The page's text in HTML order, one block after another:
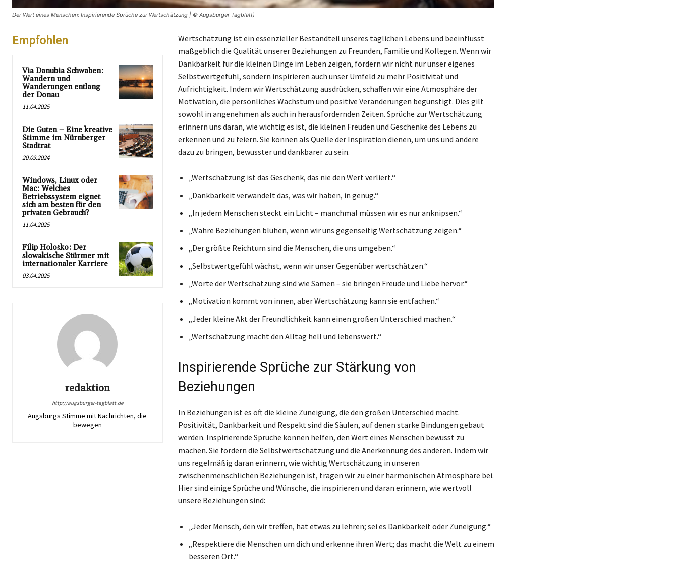
Der Wert eines Menschen: Inspirierende Sprüche zur Wertschätzung | © Augsburger Tagblatt)
Empfohlen
Via Danubia Schwaben:
Wandern und
Wanderungen entlang
der Donau
11.04.2025
Die Guten – Eine kreative
Stimme im Nürnberger
Stadtrat
20.09.2024
Windows, Linux oder
Mac: Welches
Betriebssystem eignet
sich am besten für den
privaten Gebrauch?
11.04.2025
Filip Hološko: Der
slowakische Stürmer mit
internationaler Karriere
03.04.2025
redaktion
http://augsburger-tagblatt.de
Augsburgs Stimme mit Nachrichten, die
bewegen
Wertschätzung ist ein essenzieller Bestandteil unseres täglichen Lebens und beeinflusst
maßgeblich die Qualität unserer Beziehungen zu Freunden, Familie und Kollegen. Wenn wir
Dankbarkeit für die kleinen Dinge im Leben zeigen, fördern wir nicht nur unser eigenes
Selbstwertgefühl, sondern inspirieren auch unser Umfeld zu mehr Positivität und
Aufrichtigkeit. Indem wir Wertschätzung ausdrücken, schaffen wir eine Atmosphäre der
Motivation, die persönliches Wachstum und positive Veränderungen begünstigt. Dies gilt
sowohl in angenehmen als auch in herausfordernden Zeiten. Sprüche zur Wertschätzung
erinnern uns daran, wie wichtig es ist, die kleinen Freuden und Geschenke des Lebens zu
erkennen und zu feiern. Sie können als Quelle der Inspiration dienen, um uns und andere
dazu zu bringen, bewusster und dankbarer zu sein.
„Wertschätzung ist das Geschenk, das nie den Wert verliert.“
„Dankbarkeit verwandelt das, was wir haben, in genug.“
„In jedem Menschen steckt ein Licht – manchmal müssen wir es nur anknipsen.“
„Wahre Beziehungen blühen, wenn wir uns gegenseitig Wertschätzung zeigen.“
„Der größte Reichtum sind die Menschen, die uns umgeben.“
„Selbstwertgefühl wächst, wenn wir unser Gegenüber wertschätzen.“
„Worte der Wertschätzung sind wie Samen – sie bringen Freude und Liebe hervor.“
„Motivation kommt von innen, aber Wertschätzung kann sie entfachen.“
„Jeder kleine Akt der Freundlichkeit kann einen großen Unterschied machen.“
„Wertschätzung macht den Alltag hell und lebenswert.“
Inspirierende Sprüche zur Stärkung von
Beziehungen
In Beziehungen ist es oft die kleine Zuneigung, die den großen Unterschied macht.
Positivität, Dankbarkeit und Respekt sind die Säulen, auf denen starke Bindungen gebaut
werden. Inspirierende Sprüche können helfen, den Wert eines Menschen bewusst zu
machen. Sie fördern die Selbstwertschätzung und die Anerkennung des anderen. Indem wir
uns regelmäßig daran erinnern, wie wichtig Wertschätzung in unseren
zwischenmenschlichen Beziehungen ist, tragen wir zu einer harmonischen Atmosphäre bei.
Hier sind einige Sprüche und Wünsche, die inspirieren und daran erinnern, wie wertvoll
unsere Beziehungen sind:
„Jeder Mensch, den wir treffen, hat etwas zu lehren; sei es Dankbarkeit oder Zuneigung.“
„Respektiere die Menschen um dich und erkenne ihren Wert; das macht die Welt zu einem
besseren Ort.“